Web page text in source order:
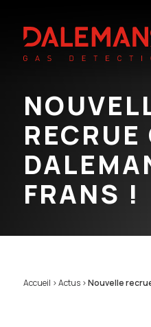
RECRUE
FRANS !
Accueil >Actus >Nouvelle